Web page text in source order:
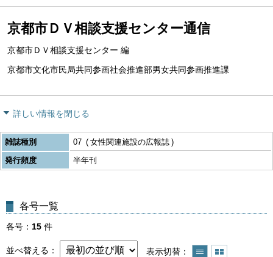
京都市ＤＶ相談支援センター通信
京都市ＤＶ相談支援センター 編
京都市文化市民局共同参画社会推進部男女共同参画推進課
詳しい情報を閉じる
雑誌種別 07
女性関連施設の広報誌
発行頻度
半年刊
各号一覧
各号 15 件
並べ替える 表示切替